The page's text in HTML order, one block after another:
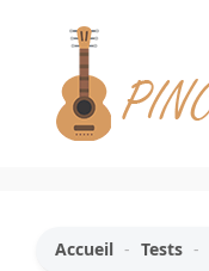
contenu
Accueil - Tests -